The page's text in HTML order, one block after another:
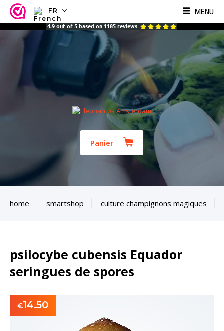
FR
NL
ES
MENU
4.9 out of 5 based on 1185 reviews
Panier
home smartshop culture champignons magiques
psilocybe cubensis Equador
seringues de spores
€14.50